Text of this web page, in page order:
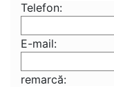
Telefon:
E-mail:
remarcă: